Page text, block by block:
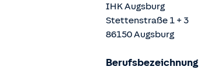
IHK Augsburg
Stettenstraße 1 + 3
86150Augsburg
Berufsbezeichnung